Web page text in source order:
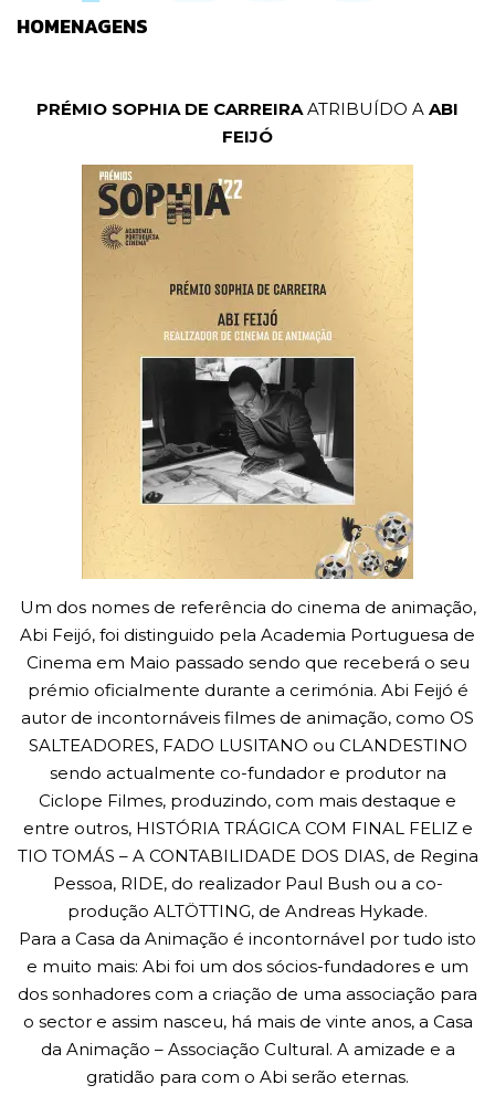
HOMENAGENS
PRÉMIO SOPHIA DE CARREIRA ATRIBUÍDO A ABI
FEIJÓ
Um dos nomes de referência do cinema de animação,
Abi Feijó, foi distinguido pela Academia Portuguesa de
Cinema em Maio passado sendo que receberá o seu
prémio oficialmente durante a cerimónia. Abi Feijó é
autor de incontornáveis filmes de animação, como OS
SALTEADORES, FADO LUSITANO ou CLANDESTINO
sendo actualmente co-fundador e produtor na
Ciclope Filmes, produzindo, com mais destaque e
entre outros, HISTÓRIA TRÁGICA COM FINAL FELIZ e
TIO TOMÁS – A CONTABILIDADE DOS DIAS, de Regina
Pessoa, RIDE, do realizador Paul Bush ou a co-
produção ALTÖTTING, de Andreas Hykade.
Para a Casa da Animação é incontornável por tudo isto
e muito mais: Abi foi um dos sócios-fundadores e um
dos sonhadores com a criação de uma associação para
o sector e assim nasceu, há mais de vinte anos, a Casa
da Animação – Associação Cultural. A amizade e a
gratidão para com o Abi serão eternas.